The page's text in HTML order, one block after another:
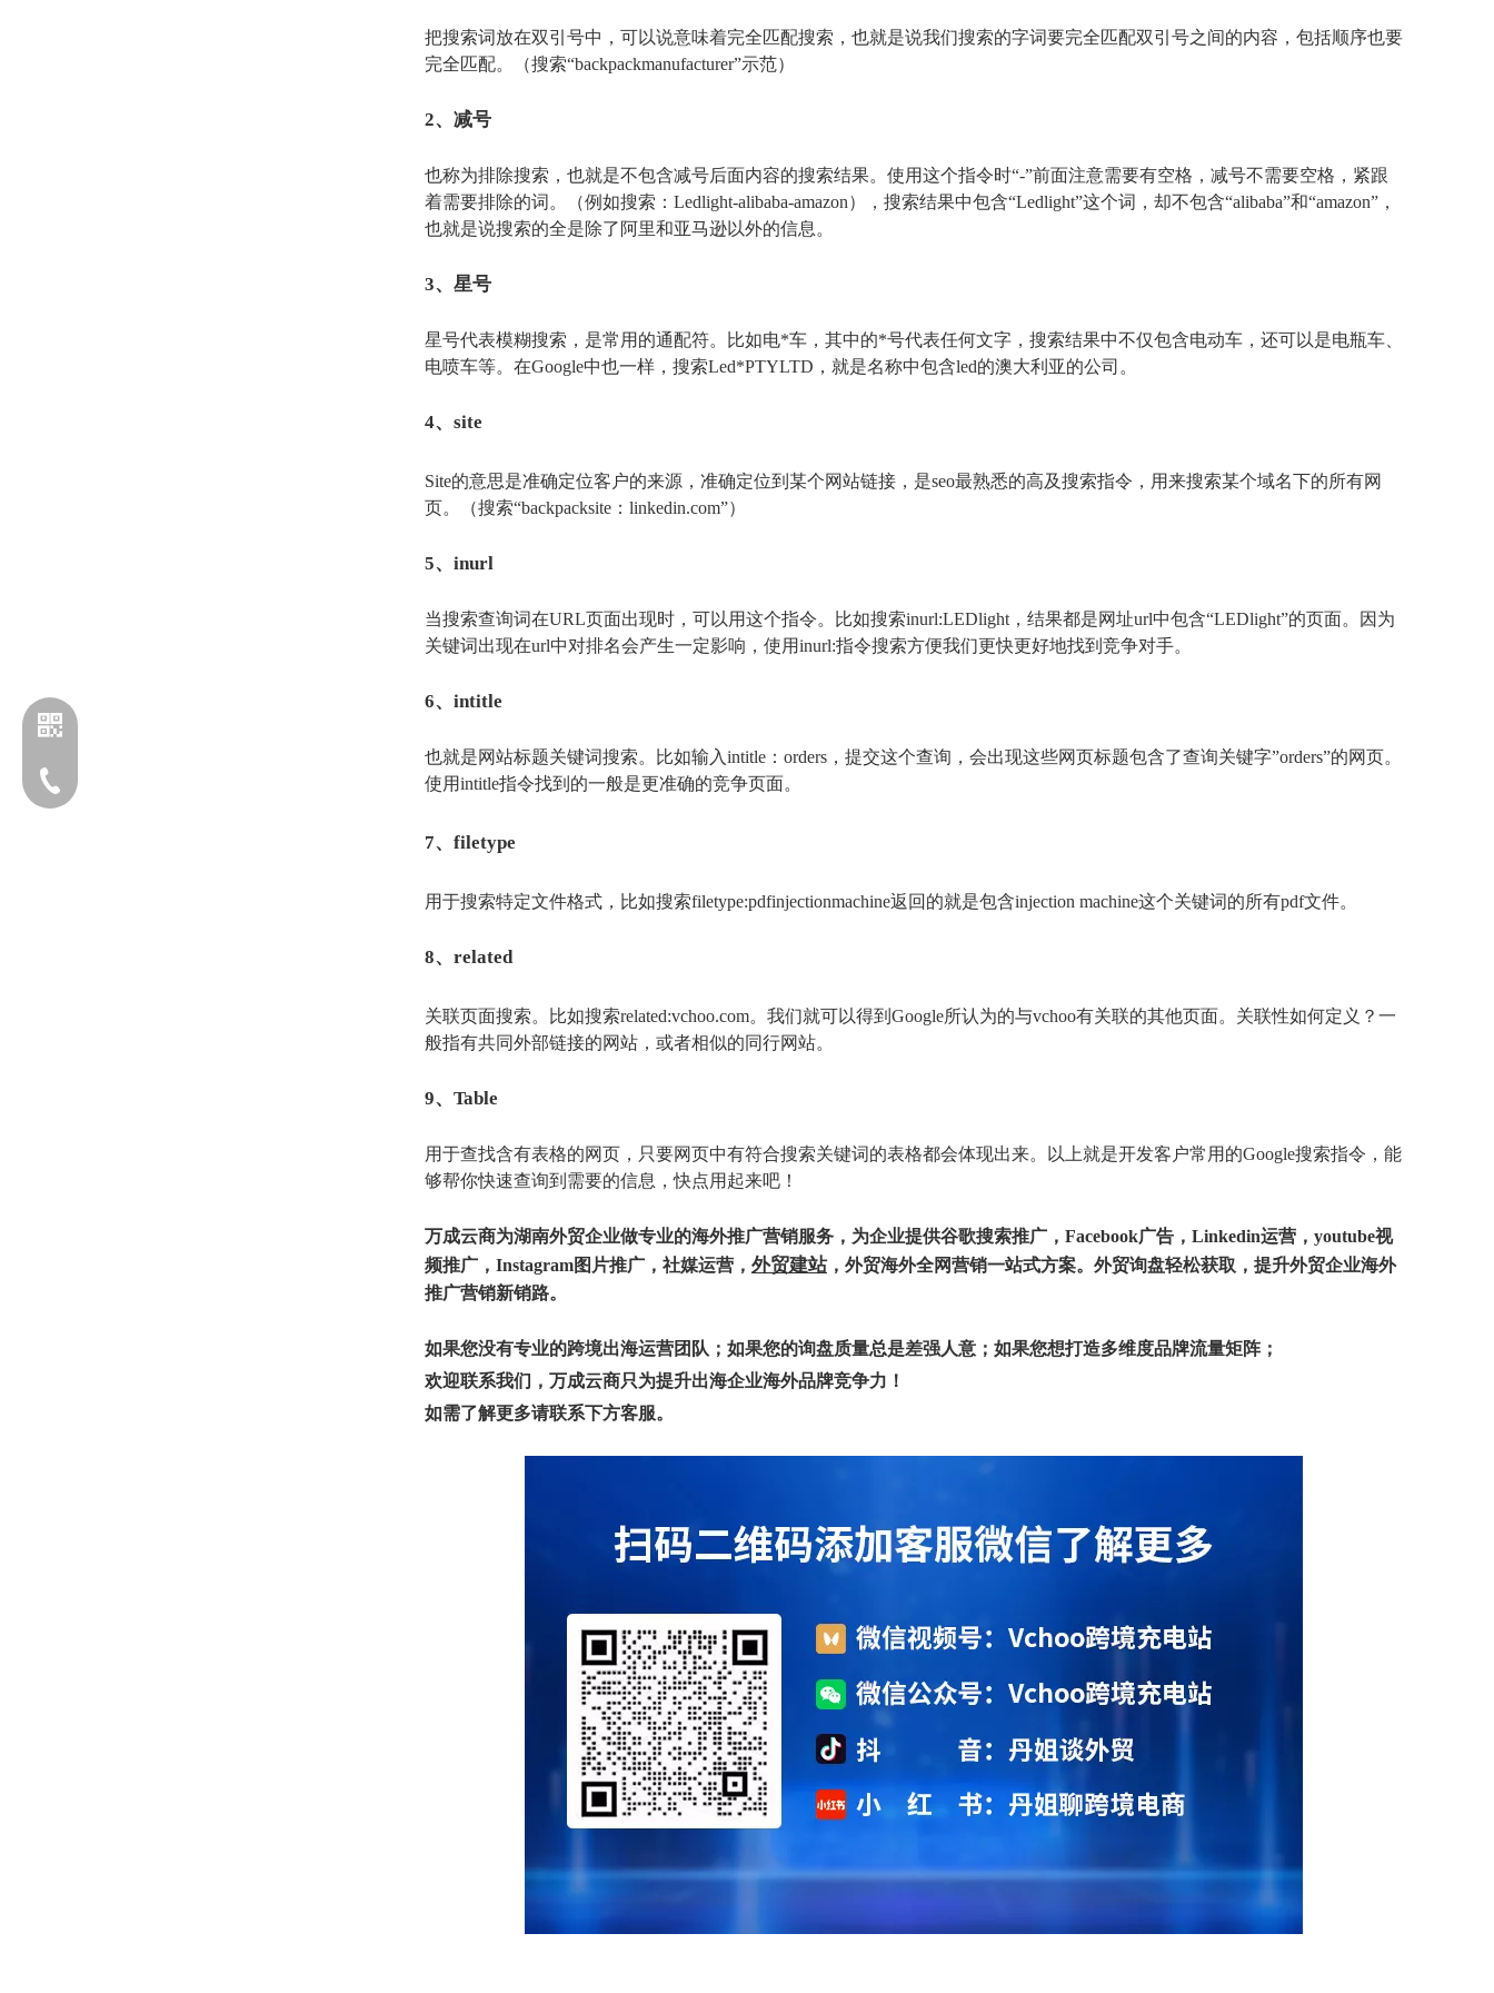
把搜索词放在双引号中，可以说意味着完全匹配搜索，也就是说我们搜索的字词要完全匹配双引号之间的内容，包括顺序也要
完全匹配。（搜索“backpackmanufacturer”示范）
2、减号
也称为排除搜索，也就是不包含减号后面内容的搜索结果。使用这个指令时“-”前面注意需要有空格，减号不需要空格，紧跟
着需要排除的词。（例如搜索：Ledlight-alibaba-amazon），搜索结果中包含“Ledlight”这个词，却不包含“alibaba”和“amazon”，
也就是说搜索的全是除了阿里和亚马逊以外的信息。
3、星号
星号代表模糊搜索，是常用的通配符。比如电*车，其中的*号代表任何文字，搜索结果中不仅包含电动车，还可以是电瓶车、
电喷车等。在Google中也一样，搜索Led*PTYLTD，就是名称中包含led的澳大利亚的公司。
4、site
Site的意思是准确定位客户的来源，准确定位到某个网站链接，是seo最熟悉的高及搜索指令，用来搜索某个域名下的所有网
页。（搜索“backpacksite：linkedin.com”）
5、inurl
当搜索查询词在URL页面出现时，可以用这个指令。比如搜索inurl:LEDlight，结果都是网址url中包含“LEDlight”的页面。因为
关键词出现在url中对排名会产生一定影响，使用inurl:指令搜索方便我们更快更好地找到竞争对手。
6、intitle
也就是网站标题关键词搜索。比如输入intitle：orders，提交这个查询，会出现这些网页标题包含了查询关键字”orders”的网页。
使用intitle指令找到的一般是更准确的竞争页面。
7、filetype
用于搜索特定文件格式，比如搜索filetype:pdfinjectionmachine返回的就是包含injection machine这个关键词的所有pdf文件。
8、related
关联页面搜索。比如搜索related:vchoo.com。我们就可以得到Google所认为的与vchoo有关联的其他页面。关联性如何定义？一
般指有共同外部链接的网站，或者相似的同行网站。
9、Table
用于查找含有表格的网页，只要网页中有符合搜索关键词的表格都会体现出来。以上就是开发客户常用的Google搜索指令，能
够帮你快速查询到需要的信息，快点用起来吧！
万成云商为湖南外贸企业做专业的海外推广营销服务，为企业提供谷歌搜索推广 ， Facebook广告 ，Linkedin运营，youtube视
频推广，Instagram图片推广， 社媒运营 ， 外贸建站，外贸海外全网营销一站式方案。外贸询盘轻松获取，提升外贸企业海外
推广营销新销路。
如果您没有专业的跨境出海运营团队；如果您的询盘质量总是差强人意；如果您想打造多维度品牌流量矩阵；
欢迎联系我们，万成云商只为提升出海企业海外品牌竞争力！
如需了解更多请联系下方客服。